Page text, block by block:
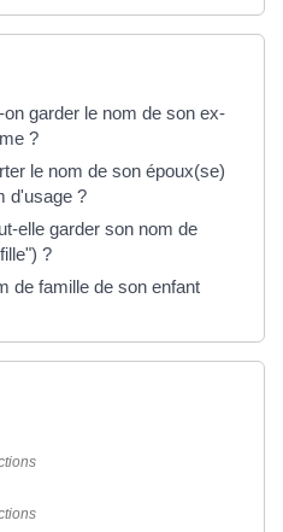
garder le nom de son ex-
?
le nom de son époux(se)
d'usage ?
elle garder son nom de
?
de famille de son enfant